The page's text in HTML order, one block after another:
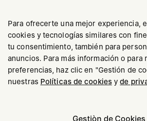
Maison Margiela
Maison Margiela forma parte del
SELECCIONA TU UBICACIÓN
Parece que te encuentras en United
actualizar tu ubicación?
United States
Para ofrecerte una mejor experiencia,
cookies y tecnologías similares con
tu consentimiento, también para
anuncios. Para más información o para
preferencias, haz clic en "Gestión de
nuestras Políticas de cookiesyde
Gestiòn de Cookies